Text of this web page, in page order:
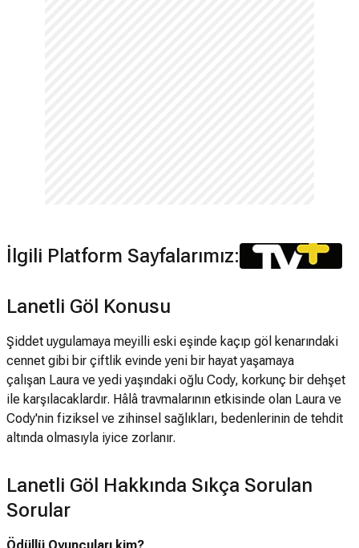
İlgili Platform Sayfalarımız:
Lanetli Göl Konusu
Şiddet uygulamaya meyilli eski eşinde kaçıp göl kenarındaki
cennet gibi bir çiftlik evinde yeni bir hayat yaşamaya
çalışan Laura ve yedi yaşındaki oğlu Cody, korkunç bir dehşet
ile karşılacaklardır. Hâlâ travmalarının etkisinde olan Laura ve
Cody'nin fiziksel ve zihinsel sağlıkları, bedenlerinin de tehdit
altında olmasıyla iyice zorlanır.
Lanetli Göl Hakkında Sıkça Sorulan
Sorular